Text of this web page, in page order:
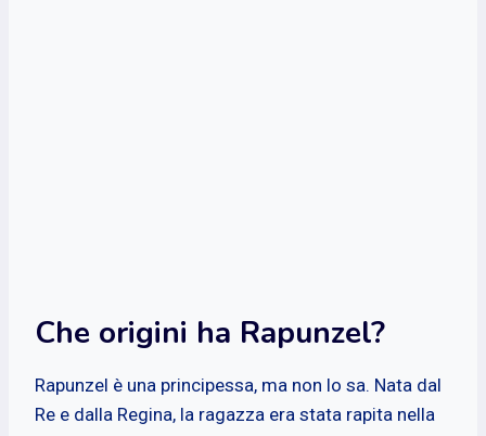
Che origini ha Rapunzel?
Rapunzel è una principessa, ma non lo sa. Nata dal
Re e dalla Regina, la ragazza era stata rapita nella